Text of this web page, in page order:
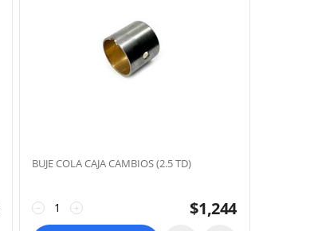
BUJE COLA CAJA CAMBIOS (2.5 TD)
+
− $1,244